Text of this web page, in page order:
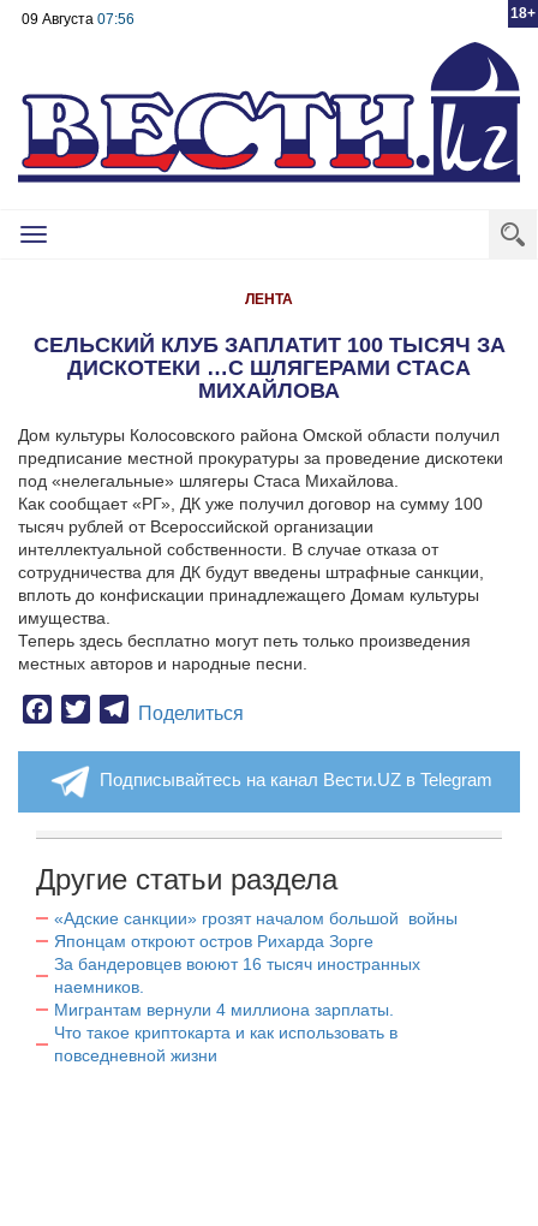
18+
09 Августа 07:56
Toggle
ЛЕНТА
СЕЛЬСКИЙ КЛУБ ЗАПЛАТИТ 100 ТЫСЯЧ ЗА
ДИСКОТЕКИ …С ШЛЯГЕРАМИ СТАСА
МИХАЙЛОВА
Дом культуры Колосовского района Омской области получил
предписание местной прокуратуры за проведение дискотеки
под «нелегальные» шлягеры Стаса Михайлова.
Как сообщает «РГ», ДК уже получил договор на сумму 100
тысяч рублей от Всероссийской организации
интеллектуальной собственности. В случае отказа от
сотрудничества для ДК будут введены штрафные санкции,
вплоть до конфискации принадлежащего Домам культуры
имущества.
Теперь здесь бесплатно могут петь только произведения
местных авторов и народные песни.
Facebook
TwitterTelegram
Поделиться
Подписывайтесь на канал Вести.UZ в Telegram
Другие статьи раздела
«Адские санкции» грозят началом большой войны
Японцам откроют остров Рихарда Зорге
За бандеровцев воюют 16 тысяч иностранных
наемников.
Мигрантам вернули 4 миллиона зарплаты.
Что такое криптокарта и как использовать в
повседневной жизни